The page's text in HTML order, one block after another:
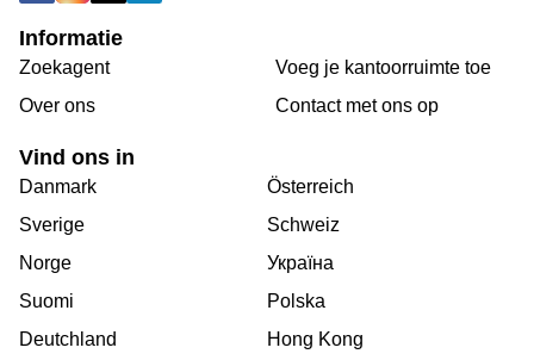
Informatie
Zoekagent
Over ons
Voeg je kantoorruimte toe
Сontact met ons op
Vind ons in
Danmark
Sverige
Norge
Suomi
Deutchland
Österreich
Schweiz
Україна
Polska
Hong Kong